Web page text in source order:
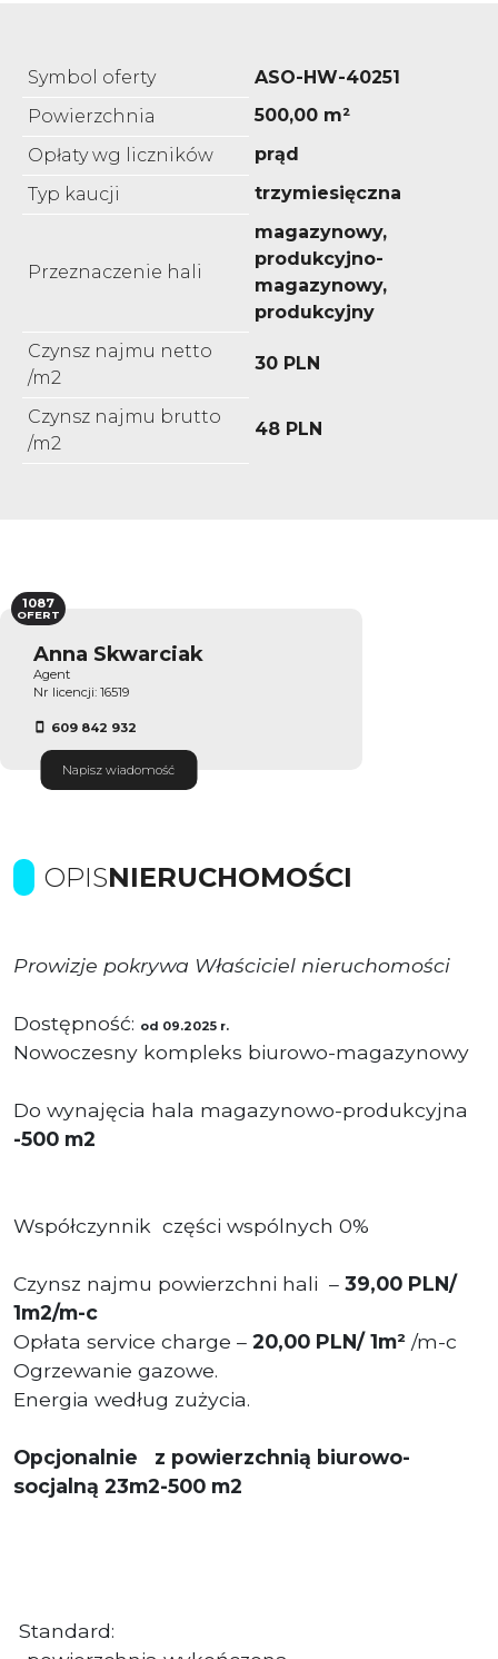
Symbol oferty
ASO-HW-40251
Powierzchnia
500,00 m²
Opłaty wg liczników
prąd
Typ kaucji
trzymiesięczna
Przeznaczenie hali
magazynowy,
produkcyjno-
magazynowy,
produkcyjny
Czynsz najmu netto
/m2
30 PLN
Czynsz najmu brutto
/m2
48 PLN
Anna Skwarciak
Agent
Nr licencji: 16519
609 842 932
Napisz wiadomość
1087
OFERT
OPISNIERUCHOMOŚCI
Prowizje pokrywa Właściciel nieruchomości
Dostępność: od 09.2025 r.
Nowoczesny kompleks biurowo-magazynowy
Do wynajęcia hala magazynowo-produkcyjna
-500 m2
Współczynnik części wspólnych 0%
Czynsz najmu powierzchni hali – 39,00 PLN/
1m2/m-c
Opłata service charge – 20,00 PLN/ 1m² /m-c
Ogrzewanie gazowe.
Energia według zużycia.
Opcjonalnie z powierzchnią biurowo-
socjalną 23m2-500 m2
Standard: